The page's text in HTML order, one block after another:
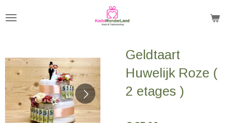
hoofdinhoud
Geldtaart
Huwelijk Roze (
2 etages )